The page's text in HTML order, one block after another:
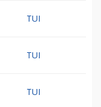
TUI
TUI
TUI